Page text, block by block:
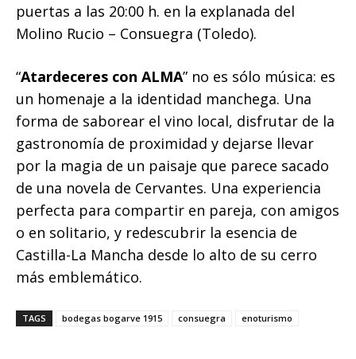
puertas a las 20:00 h. en la explanada del
Molino Rucio – Consuegra (Toledo).
“Atardeceres con ALMA” no es sólo música: es
un homenaje a la identidad manchega. Una
forma de saborear el vino local, disfrutar de la
gastronomía de proximidad y dejarse llevar
por la magia de un paisaje que parece sacado
de una novela de Cervantes. Una experiencia
perfecta para compartir en pareja, con amigos
o en solitario, y redescubrir la esencia de
Castilla-La Mancha desde lo alto de su cerro
más emblemático.
TAGS bodegas bogarve 1915 consuegra enoturismo